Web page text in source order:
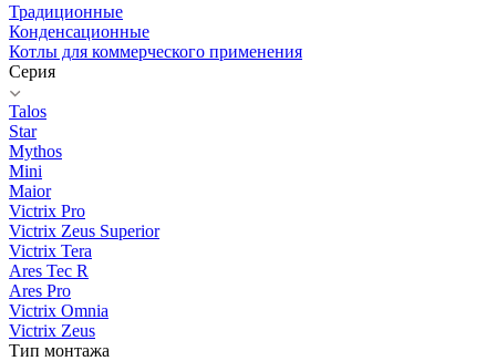
Традиционные
Конденсационные
Котлы для коммерческого применения
Серия
Talos
Star
Mythos
Mini
Maior
Victrix Pro
Victrix Zeus Superior
Victrix Tera
Ares Tec R
Ares Pro
Victrix Omnia
Victrix Zeus
Тип монтажа